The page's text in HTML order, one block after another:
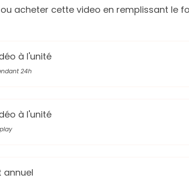
acheter cette video en remplissant le
à l'unité
24h
à l'unité
annuel